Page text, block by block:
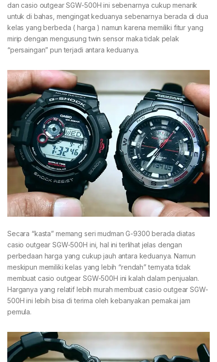
dan casio outgear SGW-500H ini sebenarnya cukup menarik
untuk di bahas, mengingat keduanya sebenarnya berada di dua
kelas yang berbeda ( harga ) namun karena memiliki fitur yang
mirip dengan mengusung twin sensor maka tidak pelak
“persaingan” pun terjadi antara keduanya.
Secara “kasta” memang seri mudman G-9300 berada diatas
casio outgear SGW-500H ini, hal ini terlihat jelas dengan
perbedaan harga yang cukup jauh antara keduanya. Namun
meskipun memiliki kelas yang lebih “rendah” ternyata tidak
membuat casio outgear SGW-500H ini kalah dalam penjualan.
Harganya yang relatif lebih murah membuat casio outgear SGW-
500H ini lebih bisa di terima oleh kebanyakan pemakai jam
pemula.